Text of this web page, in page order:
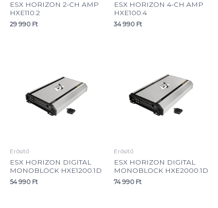
ESX HORIZON 2-CH AMP
HXE110.2
29 990 Ft
ESX HORIZON 4-CH AMP
HXE100.4
34 990 Ft
Erősítő
ESX HORIZON DIGITAL
MONOBLOCK HXE1200.1D
54 990 Ft
Erősítő
ESX HORIZON DIGITAL
MONOBLOCK HXE2000.1D
74 990 Ft